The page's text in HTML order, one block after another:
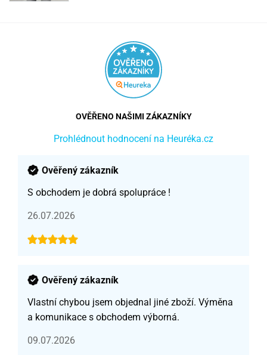
OVĚŘENO NAŠIMI ZÁKAZNÍKY
Prohlédnout hodnocení na Heuréka.cz
Ověřený zákazník
S obchodem je dobrá spolupráce !
26.07.2026
Ověřený zákazník
Vlastní chybou jsem objednal jiné zboží. Výměna
a komunikace s obchodem výborná.
09.07.2026